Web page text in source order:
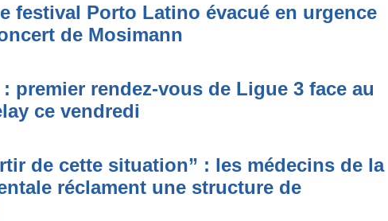
festival Porto Latino évacué en urgence
de Mosimann
premier rendez-vous de Ligue 3 face au
ce vendredi
de cette situation” : les médecins de la
réclament une structure de